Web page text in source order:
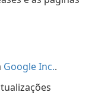
Google Inc..